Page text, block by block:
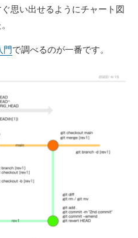
思い出せるようにチャート図
門で調べるのが一番です。